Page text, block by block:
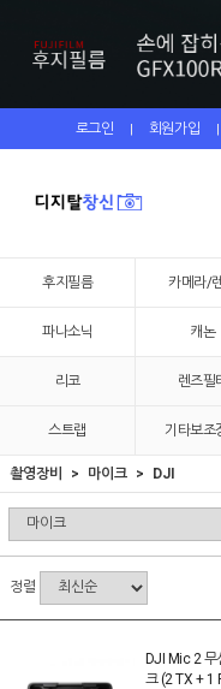
로그인 | 회원가입 |
후지필름 카메라/
파나소닉 캐논
리코 렌즈필
스트랩 기타보조
촬영장비 마이크 DJI
정렬
DJI Mic 2 무
크 (2 TX + 1